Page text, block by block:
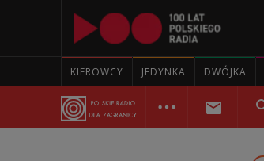
KIEROWCY JEDYNKA DWÓJKA